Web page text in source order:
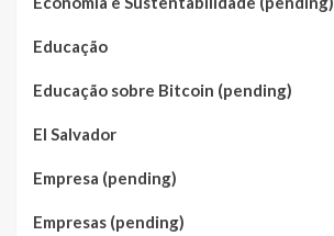
Educação
Educação sobre Bitcoin (pending)
El Salvador
Empresa (pending)
Empresas (pending)